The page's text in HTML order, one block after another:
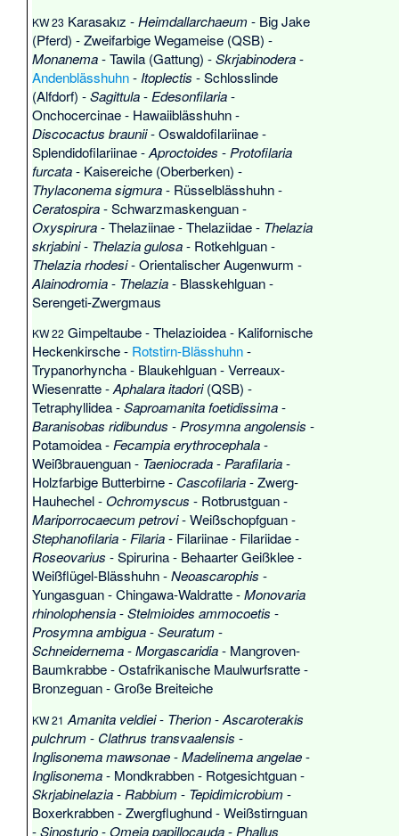
KW 23 Karasakız -Heimdallarchaeum - Big Jake
(Pferd) -Zweifarbige Wegameise (QSB) -
Monanema-Tawila (Gattung) -Skrjabinodera-
Andenblässhuhn- Itoplectis -Schlosslinde
(Alfdorf) -Sagittula- Edesonfilaria-
Onchocercinae- Hawaiiblässhuhn-
Discocactus braunii-Oswaldofilariinae-
Splendidofilariinae-Aproctoides - Protofilaria
furcata- Kaisereiche (Oberberken) -
Thylaconema sigmura- Rüsselblässhuhn-
Ceratospira-Schwarzmaskenguan-
Oxyspirura-Thelaziinae-Thelaziidae- Thelazia
skrjabini- Thelazia gulosa- Rotkehlguan-
Thelazia rhodesi-Orientalischer Augenwurm -
Alainodromia- Thelazia- Blasskehlguan-
Serengeti-Zwergmaus
KW 22 Gimpeltaube-Thelazioidea- Kalifornische
Heckenkirsche- Rotstirn-Blässhuhn-
Trypanorhyncha- Blaukehlguan-Verreaux-
Wiesenratte-Aphalara itadori(QSB) -
Tetraphyllidea-Saproamanita foetidissima-
Baranisobas ridibundus -Prosymna angolensis -
Potamoidea-Fecampia erythrocephala-
Weißbrauenguan- Taeniocrada-Parafilaria-
Holzfarbige Butterbirne- Cascofilaria-Zwerg-
Hauhechel-Ochromyscus - Rotbrustguan-
Mariporrocaecum petrovi-Weißschopfguan-
Stephanofilaria-Filaria- Filariinae- Filariidae-
Roseovarius -Spirurina- Behaarter Geißklee-
Weißflügel-Blässhuhn-Neoascarophis -
Yungasguan-Chingawa-Waldratte-Monovaria
rhinolophensia-Stelmioides ammocoetis -
Prosymna ambigua-Seuratum -
Schneidernema-Morgascaridia- Mangroven-
Baumkrabbe-Ostafrikanische Maulwurfsratte-
Bronzeguan-Große Breiteiche
KW 21 Amanita veldiei- Therion-Ascaroterakis
pulchrum - Clathrus transvaalensis -
Inglisonema mawsonae-Madelinema angelae-
Inglisonema- Mondkrabben- Rotgesichtguan-
Skrjabinelazia- Rabbium - Tepidimicrobium -
Boxerkrabben-Zwergflughund-Weißstirnguan
-Sinosturio-Omeia papillocauda- Phallus